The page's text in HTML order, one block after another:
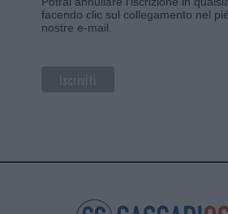
facendo clic sul collegamento nel
nostre e-mail.